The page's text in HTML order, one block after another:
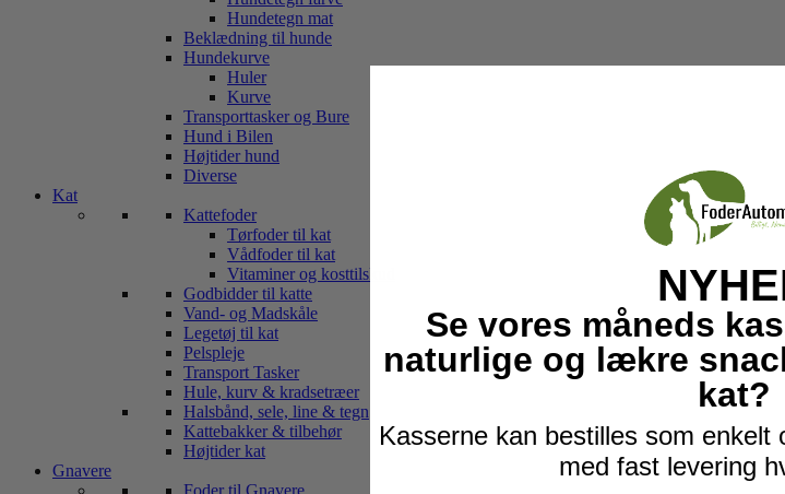
Hundetegn mat
Beklædning til hunde
Hundekurve
Huler
Kurve
Transporttasker og Bure
Hund i Bilen
Højtider hund
Diverse
Kat
Kattefoder
Tørfoder til kat
Vådfoder til kat
Vitaminer og kosttilskud
Godbidder til katte
Vand- og Madskåle
Legetøj til kat
Pelspleje
Transport Tasker
Hule, kurv & kradsetræer
Halsbånd, sele, line & tegn
Kattebakker & tilbehør
Højtider kat
Gnavere
Foder til Gnavere
Se vores måneds
naturlige og lækre
kat?
Kasserne kan bestilles som enkelt
med fast levering